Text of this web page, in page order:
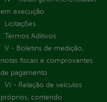
em execução
Licitações
Termos Aditivos
V - Boletins de medição,
notas fiscais e comprovantes
de pagamento
VI - Relação de veículos
próprios, contendo